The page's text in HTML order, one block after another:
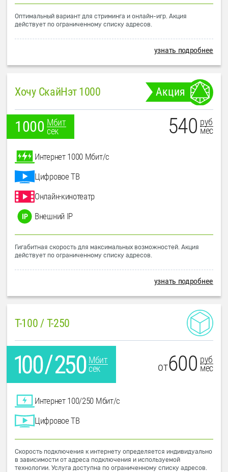
Оптимальный вариант для стриминга и онлайн-игр. Акция
действует по ограниченному списку адресов.
узнать подробнее
Хочу СкайНэт 1000 Акция
1000 Мбит
сек
540 руб
мес
Интернет 1000 Мбит/с
Цифровое ТВ
Онлайн-кинотеатр
Внешний IP
Гигабитная скорость для максимальных возможностей. Акция
действует по ограниченному списку адресов.
узнать подробнее
T-100 / T-250
Мбит
сек
от600 руб
мес
Интернет 100/250 Мбит/с
Цифровое ТВ
Скорость подключения к интернету определяется индивидуально
в зависимости от адреса подключения и используемой
технологии. Услуга доступна по ограниченному списку адресов.